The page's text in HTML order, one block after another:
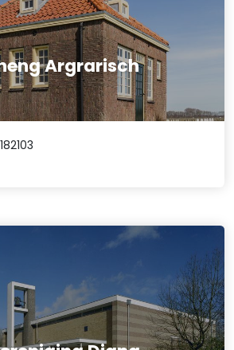
Argrarisch